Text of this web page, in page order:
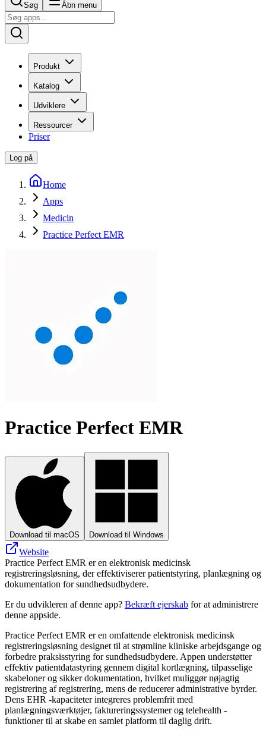
Søg Åbn menu
Produkt
Katalog
Udviklere
Ressourcer
Priser
Log på
Home
Apps
Medicin
Practice Perfect EMR
Practice Perfect EMR
Download til macOS Download til Windows
Website
Practice Perfect EMR er en elektronisk medicinsk
registreringsløsning, der effektiviserer patientstyring, planlægning og
dokumentation for sundhedsudbydere.
Er du udvikleren af denne app? Bekræft ejerskab for at administrere
denne appside.
Practice Perfect EMR er en omfattende elektronisk medicinsk
registreringsløsning designet til at strømline kliniske arbejdsgange og
forbedre praksisstyring for sundhedsudbydere. Appen understøtter
effektiv patientdatastyring gennem digital kortlægning, tilpasselige
skabeloner og sikker dokumentation, hvilket muliggør nøjagtig
registrering af registrering, mens de reducerer administrative byrder.
Dens EHR -kapaciteter integreres problemfrit med
planlægningsværktøjer, faktureringssystemer og telehealth -
funktioner til at skabe en samlet platform til daglig drift.